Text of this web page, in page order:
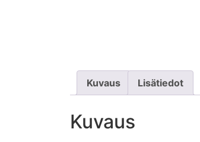
Kuvaus Lisätiedot
Kuvaus